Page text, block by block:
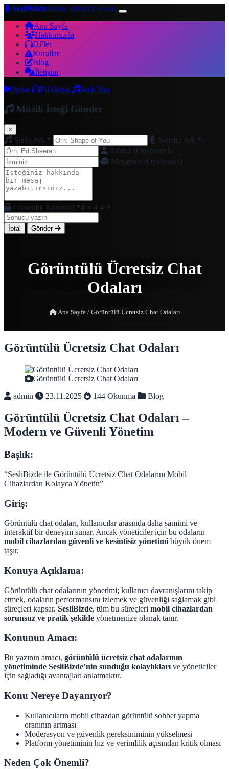
SesliBizdeMOBİL SOHBET SİTESİ
Ana Sayfa
Hakkımızda
DJ'ler
Kurallar
Blog
İletişim
Oynat
DJ Girişi İstek Yap
Müzik İsteği Gönder
×
Şarkı Adı * Sanatçı Adı *
Adınız (Opsiyonel)
Mesajınız (Opsiyonel)
Güvenlik Kontrolü *4 × 4 = ?
İptal Gönder
Görüntülü Ücretsiz Chat
Odaları
Ana Sayfa /Görüntülü Ücretsiz Chat Odaları
Görüntülü Ücretsiz Chat Odaları
Görüntülü Ücretsiz Chat Odaları
admin
23.11.2025 144 Okunma Blog
Görüntülü Ücretsiz Chat Odaları –
Modern ve Güvenli Yönetim
Başlık:
“SesliBizde ile Görüntülü Ücretsiz Chat Odalarını Mobil
Cihazlardan Kolayca Yönetin”
Giriş:
Görüntülü chat odaları, kullanıcılar arasında daha samimi ve
interaktif bir deneyim sunar. Ancak yöneticiler için bu odaların
mobil cihazlardan güvenli ve kesintisiz yönetimi büyük önem
taşır.
Konuya Açıklama:
Görüntülü chat odalarının yönetimi; kullanıcı davranışlarını takip
etmek, odaların performansını izlemek ve güvenliği sağlamak gibi
süreçleri kapsar. SesliBizde, tüm bu süreçleri mobil cihazlardan
sorunsuz ve pratik şekilde yönetmenize olanak tanır.
Konunun Amacı:
Bu yazının amacı, görüntülü ücretsiz chat odalarının
yönetiminde SesliBizde’nin sunduğu kolaylıkları ve yöneticiler
için sağladığı avantajları anlatmaktır.
Konu Nereye Dayanıyor?
Kullanıcıların mobil cihazdan görüntülü sohbet yapma
oranının artması
Moderasyon ve güvenlik gereksiniminin yükselmesi
Platform yönetiminin hız ve verimlilik açısından kritik olması
Neden Çok Önemli?